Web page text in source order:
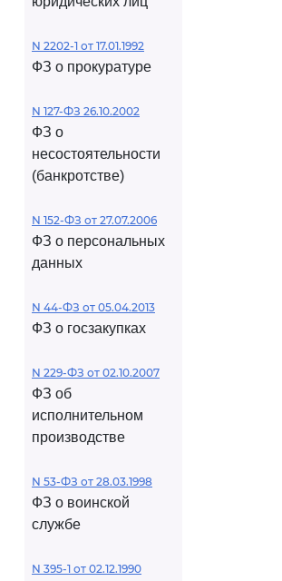
N 2202-1 от 17.01.1992
ФЗ о прокуратуре
N 127-ФЗ 26.10.2002
ФЗ о
несостоятельности
(банкротстве)
N 152-ФЗ от 27.07.2006
ФЗ о персональных
данных
N 44-ФЗ от 05.04.2013
ФЗ о госзакупках
N 229-ФЗ от 02.10.2007
ФЗ об
исполнительном
производстве
N 53-ФЗ от 28.03.1998
ФЗ о воинской
службе
N 395-1 от 02.12.1990